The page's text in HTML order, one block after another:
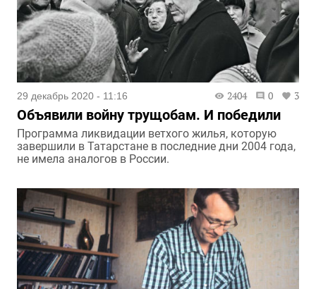
29 декабрь 2020 - 11:16 2404 0 3
Объявили войну трущобам. И победили
Программа ликвидации ветхого жилья, которую
завершили в Татарстане в последние дни 2004 года,
не имела аналогов в России.